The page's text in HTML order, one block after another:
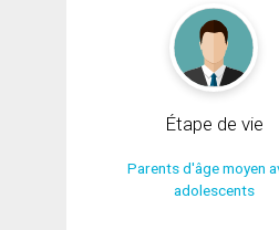
Étape de vie
Parents d'âge moyen
adolescents